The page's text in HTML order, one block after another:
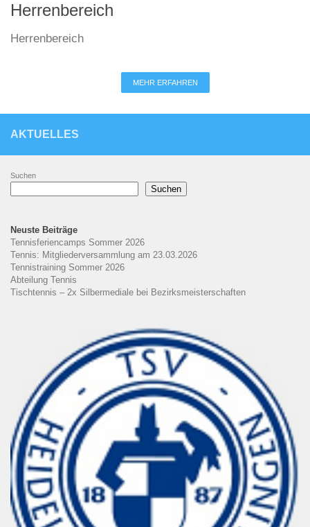
Herrenbereich
Herrenbereich
MEHR ERFAHREN
AKTUELLES
Suchen
Suchen
Neuste Beiträge
Tennisferiencamps Sommer 2026
Tennis: Mitgliederversammlung am 23.03.2026
Tennistraining Sommer 2026
Abteilung Tennis
Tischtennis – 2x Silbermediale bei Bezirksmeisterschaften